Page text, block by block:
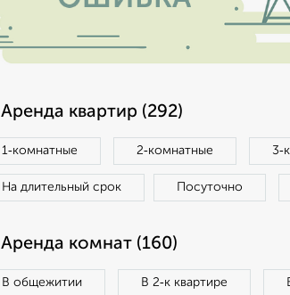
Аренда квартир (292)
1‑комнатные 2‑комнатные
На длительный срок Посуточно
Аренда комнат (160)
В общежитии В 2‑к квартире